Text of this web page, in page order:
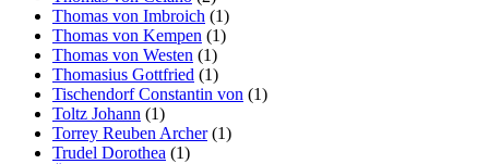
Thomas von Imbroich (1)
Thomas von Kempen (1)
Thomas von Westen (1)
Thomasius Gottfried (1)
Tischendorf Constantin von (1)
Toltz Johann (1)
Torrey Reuben Archer(1)
Trudel Dorothea (1)